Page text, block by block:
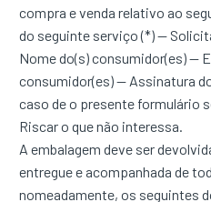
compra e venda relativo ao
do seguinte serviço (*) —
Nome do(s) consumidor(es) —
consumidor(es) — Assinatura
caso de o presente formulário
Riscar o que não interessa.
A embalagem deve ser
entregue e acompanhada de
nomeadamente, os seguintes